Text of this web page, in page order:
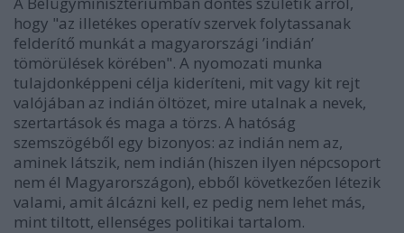
hogy "az illetékes operatív szervek folytassanak
felderítő munkát a magyarországi ’indián’
tömörülések körében". A nyomozati munka
tulajdonképpeni célja kideríteni, mit vagy kit rejt
valójában az indián öltözet, mire utalnak a nevek,
szertartások és maga a törzs. A hatóság
szemszögéből egy bizonyos: az indián nem az,
aminek látszik, nem indián (hiszen ilyen népcsoport
nem él Magyarországon), ebből következően létezik
valami, amit álcázni kell, ez pedig nem lehet más,
mint tiltott, ellenséges politikai tartalom.